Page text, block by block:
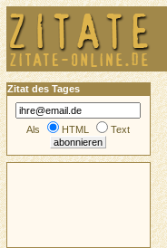
Zitat des Tages
Als HTML Text